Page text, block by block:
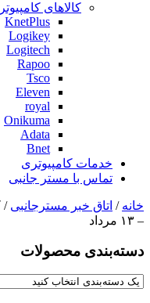
کالاهای کامپیوتر
KnetPlus
Logikey
Logitech
Rapoo
Tsco
Eleven
royal
Onikuma
Adata
Bnet
خدمات کامپیوتری
تماس با مستر جانبی
خانه / اتاق خبر مسترجانبی /
– ۱۳ مرداد
دسته‌بندی‌ محصولات